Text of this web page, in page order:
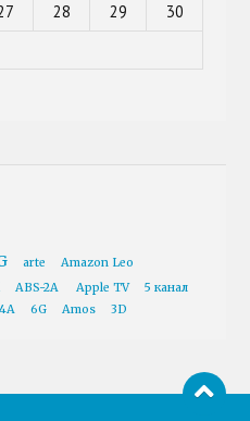
28 29
30
arte
Amazon Leo
ABS-2A Apple TV
5 канал
6G Amos 3D